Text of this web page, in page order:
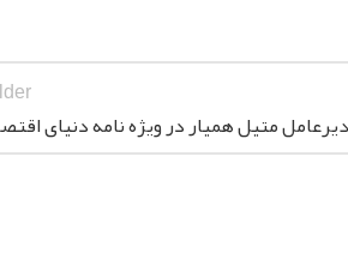
متیل همیار در ویژه نامه دنیای